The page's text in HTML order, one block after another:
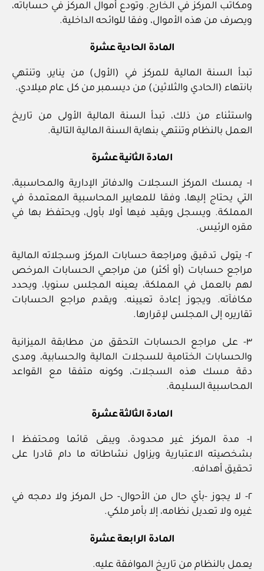
ومكاتب المركز في الخارج. وتودع أموال المركز في حساباته،
ويصرف من هذه الأموال، وفقا للوائحه الداخلية.
المادة الحادية عشرة
تبدأ السنة المالية للمركز في (الأول) من يناير، وتنتهي
بانتهاء (الحادي والثلاثين) من ديسمبر من كل عام ميلادي.
واستثناء من ذلك، تبدأ السنة المالية الأولى من تاريخ
العمل بالنظام وتنتهي بنهاية السنة المالية التالية.
المادة الثانية عشرة
١- يمسك المركز السجلات والدفاتر الإدارية والمحاسبية،
التي يحتاج إليها، وفقا للمعايير المحاسبية المعتمدة في
المملكة. ويسجل ويقيد فيها أولا بأول، ويحتفظ بها في
مقره الرئيس.
٢- يتولى تدقيق ومراجعة حسابات المركز وسجلاته المالية
مراجع حسابات (أو أكثر) من مراجعي الحسابات المرخص
لهم بالعمل في المملكة، يعينه المجلس سنويا، ويحدد
مكافآته. ويجوز إعادة تعيينه. ويقدم مراجع الحسابات
تقاريره إلى المجلس لإقرارها.
٣- على مراجع الحسابات التحقق من مطابقة الميزانية
والحسابات الختامية للسجلات المالية والحسابية، ومدى
دقة مسك هذه السجلات، وكونه متفقا مع القواعد
المحاسبية السليمة.
المادة الثالثة عشرة
١- مدة المركز غير محدودة، ويبقى قائما ومحتفظ ا
بشخصيته الاعتبارية ويزاول نشاطاته ما دام قادرا على
تحقيق أهدافه.
٢- لا يجوز -بأي حال من الأحوال- حل المركز ولا دمجه في
غيره ولا تعديل نظامه، إلا بأمر ملكي.
المادة الرابعة عشرة
يعمل بالنظام من تاريخ الموافقة عليه.